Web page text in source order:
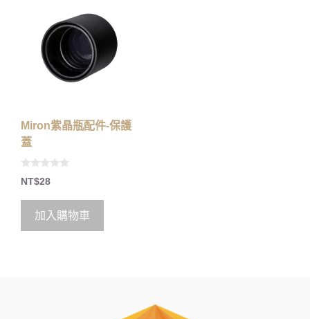
Miron紫晶瓶配件-保護
蓋
0
o
t
5
NT$28
加入購物車